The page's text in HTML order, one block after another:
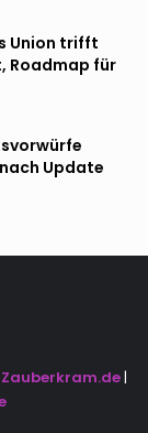
Union trifft
Roadmap für
Update
Zauberkram.de|